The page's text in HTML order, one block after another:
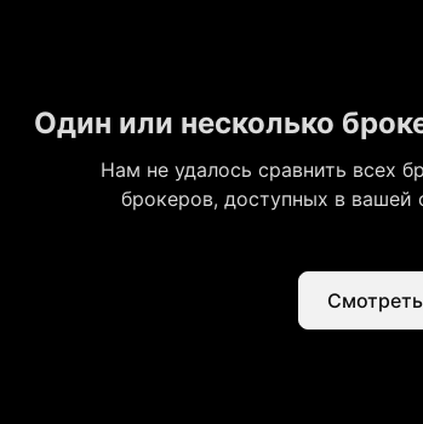
Один или несколько
Нам не удалось сравнить всех
брокеров, доступных в вашей